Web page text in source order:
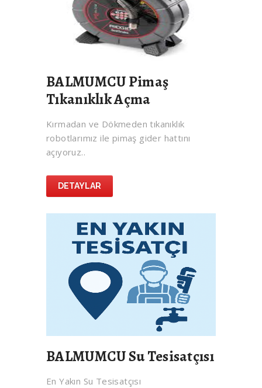
BALMUMCU Pimaş
Tıkanıklık Açma
Kırmadan ve Dökmeden tıkanıklık
robotlarımız ile pimaş gider hattını
açıyoruz..
DETAYLAR
BALMUMCU Su Tesisatçısı
En Yakın Su Tesisatçısı